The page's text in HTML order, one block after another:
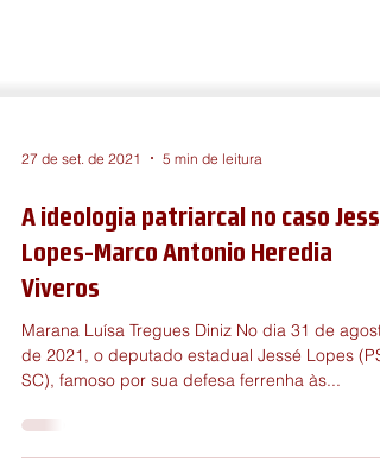
27 de set. de 2021 5 min de leitura
A ideologia patriarcal no caso Jessé
Lopes-Marco Antonio Heredia
Viveros
Marana Luísa Tregues Diniz No dia 31 de agosto